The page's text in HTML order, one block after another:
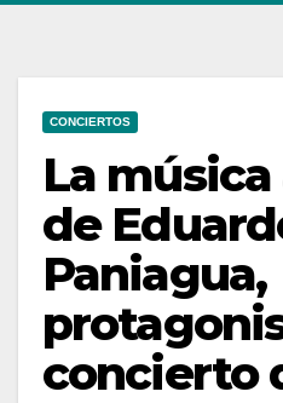
CONCIERTOS
La
de
Paniagua,
concierto